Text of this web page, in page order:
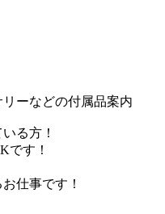
ーなどの付属品案内
る方！
です！
仕事です！